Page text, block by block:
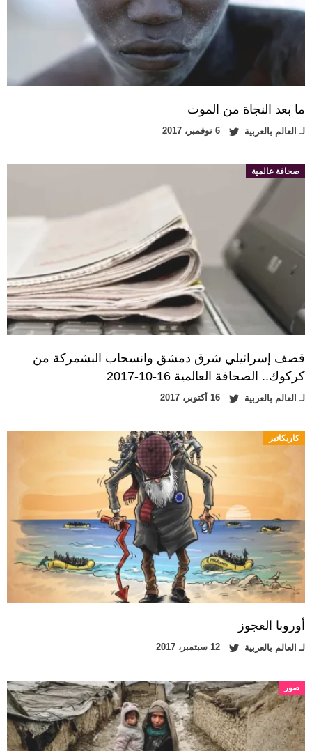
ما بعد النجاة من الموت
لـ العالم بالعربية 6 نوفمبر، 2017
صحافة عالمية
قصف إسرائيلي شرق دمشق وانسحاب البشمركة من
كركوك.. الصحافة العالمية 16-10-2017
لـ العالم بالعربية 16 أكتوبر، 2017
كاريكاتير
أوروبا العجوز
لـ العالم بالعربية 12 سبتمبر، 2017
صور